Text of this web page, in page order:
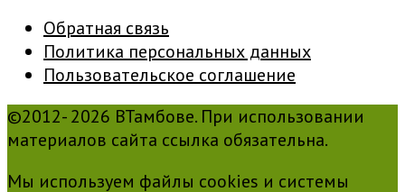
Обратная связь
Политика персональных данных
Пользовательское соглашение
©2012- 2026 ВТамбове. При использовании
материалов сайта ссылка обязательна.
Мы используем файлы cookies и системы